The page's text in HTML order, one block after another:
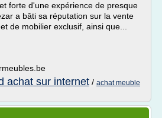
forte d'une expérience de presque
a bâti sa réputation sur la vente
de mobilier exclusif, ainsi que...
achat sur internet / achat meuble